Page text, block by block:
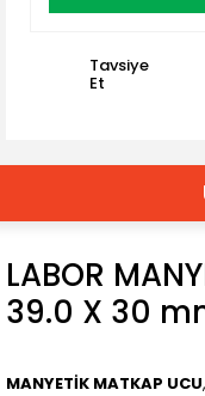
Tavsiye
Et
LABOR
39.0 X 30
MANYETİK MATKAP UCU,